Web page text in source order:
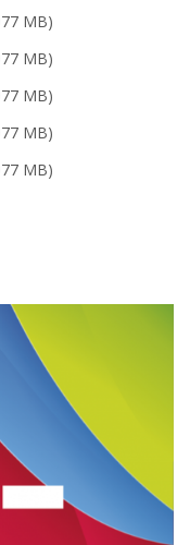
MB)
MB)
MB)
MB)
MB)